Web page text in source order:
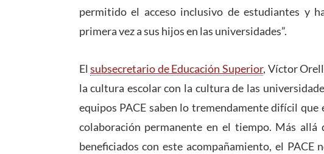
permitido el acceso inclusivo de estudiantes y
primera vez a sus hijos en las universidades”.
Elsubsecretario de Educación Superior, Víctor
la cultura escolar con la cultura de las
equipos PACE saben lo tremendamente difícil que
colaboración permanente en el tiempo. Más
beneficiados con este acompañamiento, el PACE